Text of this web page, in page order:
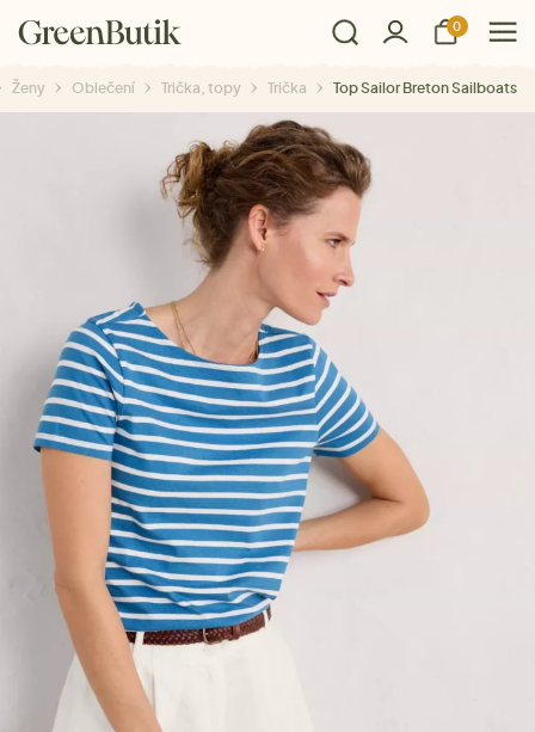
0
Ženy Oblečení Trička, topy Trička Top Sailor Breton Sailboats